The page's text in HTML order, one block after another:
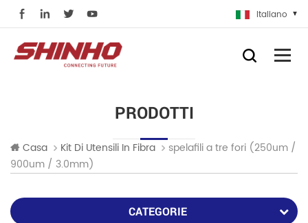
Italiano
PRODOTTI
Casa Kit Di Utensili In Fibra
spelafili a tre fori (250um /
900um / 3.0mm)
CATEGORIE